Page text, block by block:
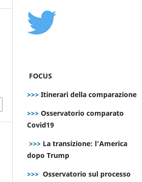
FOCUS
>>> Itinerari della comparazione
>>> Osservatorio comparato
Covid19
>>> La transizione: l’America
dopo Trump
>>> Osservatorio sul processo